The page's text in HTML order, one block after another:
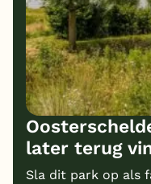
later terug
Sla dit park op als